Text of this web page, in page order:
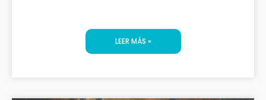
LEER MÁS »